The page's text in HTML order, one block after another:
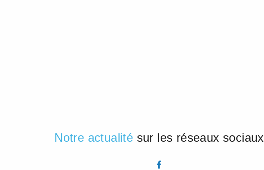
Notre actualité sur les réseaux sociaux